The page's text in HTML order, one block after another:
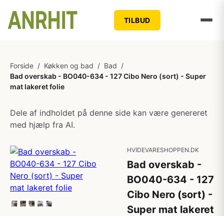
TILBUD
Forside / Køkken og bad / Bad /
Bad overskab - BO040-634 - 127 Cibo Nero (sort) - Super
mat lakeret folie
Dele af indholdet på denne side kan være genereret
med hjælp fra AI.
HVIDEVARESHOPPEN.DK
Bad overskab -
BO040-634 - 127
Cibo Nero (sort) -
Super mat lakeret